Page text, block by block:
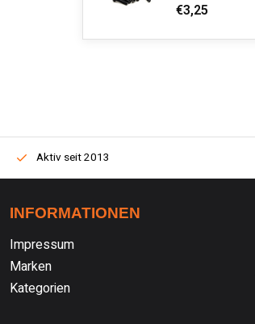
€3,25
Aktiv seit 2013
INFORMATIONEN
Impressum
Marken
Kategorien